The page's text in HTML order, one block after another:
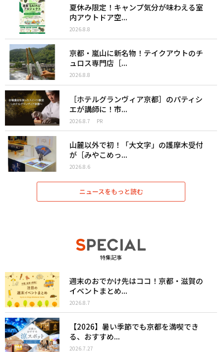
夏休み限定！キャンプ気分が味わえる室
内アウトドア空...
2026.8.8
京都・嵐山に新名物！テイクアウトのチ
ュロス専門店［...
2026.8.8
［ホテルグランヴィア京都］のパティシ
エが講師に！市...
2026.8.7 PR
山麓以外で初！「大文字」の護摩木受付
が［みやこめっ...
2026.8.6
ニュースをもっと読む
特集記事
週末のおでかけ先はココ！京都・滋賀の
イベントまとめ...
2026.8.7
【2026】暑い季節でも京都を満喫でき
る、おすすめ...
2026.7.27